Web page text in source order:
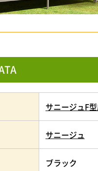
サニージュF
サニージュ
ブラック